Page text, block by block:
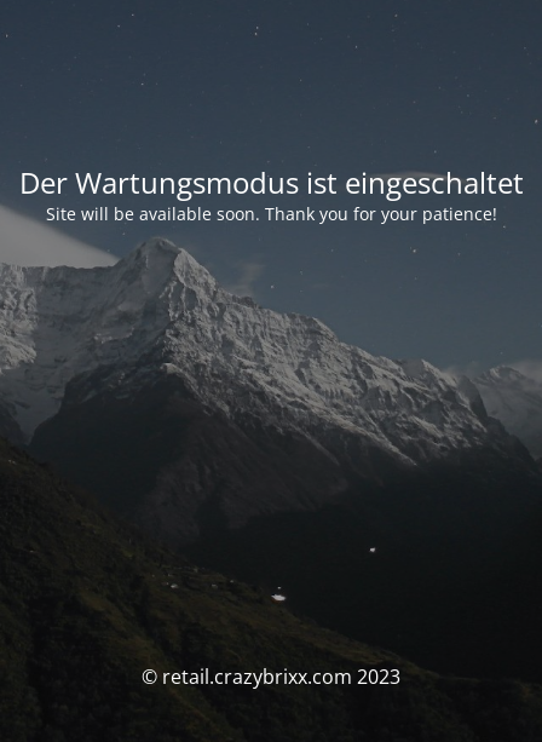
Der Wartungsmodus ist eingeschaltet
Site will be available soon. Thank you for your patience!
© retail.crazybrixx.com 2023